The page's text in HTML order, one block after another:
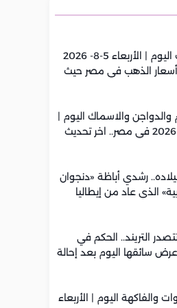
أسعار الذهب اليوم | الأربعاء 5-8- 2026
أسعار الذهب في مصر حيث
والدواجن والاسماك اليوم |
رشدي أباظة «دنجوان
الذي عاد من إيطاليا
التريند.. الحكم في
سائقها اليوم بعد إحالة
والفاكهة اليوم | الأربعاء